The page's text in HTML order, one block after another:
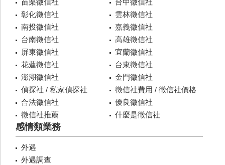
苗栗徵信社
台中徵信社
彰化徵信社
雲林徵信社
南投徵信社
嘉義徵信社
台南徵信社
高雄徵信社
屏東徵信社
宜蘭徵信社
花蓮徵信社
台東徵信社
澎湖徵信社
金門徵信社
偵探社 / 私家偵探社
徵信社費用 / 徵信社價格
合法徵信社
優良徵信社
徵信社推薦
什麼是徵信社
感情類業務
外遇
外遇調查